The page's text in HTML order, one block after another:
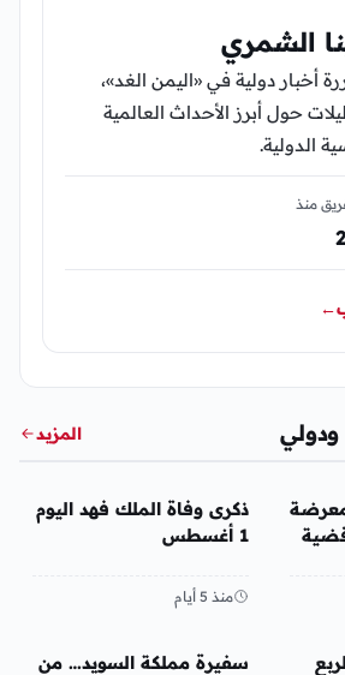
الشمري
أخبار دولية في «اليمن الغد»،
حول أبرز الأحداث العالمية
الدولية.
منذ
←
ودولي المزيد
عربي ودولي
ذكرى وفاة الملك فهد اليوم
1 أغسطس
منذ 5 أيام
عربي ودولي
سفيرة مملكة السويد… من